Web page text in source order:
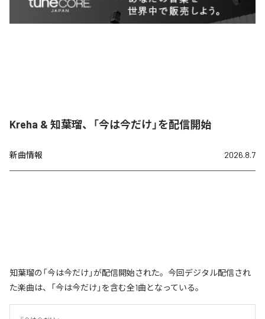
Kreha & 知葉瑠、「今は今だけ」を配信開始
新曲情報 2026.8.7
知葉瑠の「今は今だけ」が配信開始された。今回デジタル配信され
た楽曲は、「今は今だけ」を含む全1曲となっている。